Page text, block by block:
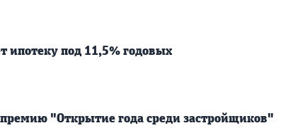
ипотеку под 11,5% годовых
"Открытие года среди застройщиков"